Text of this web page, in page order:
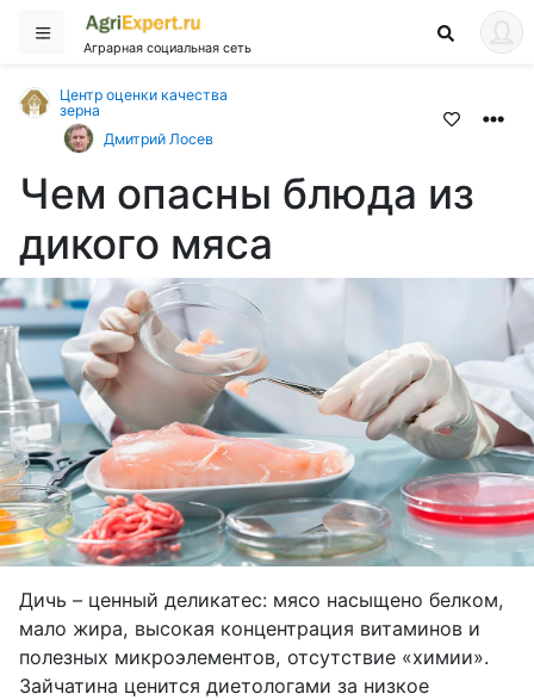
Аграрная социальная сеть
Центр оценки качества
зерна
Дмитрий Лосев
Чем опасны блюда из
дикого мяса
Дичь – ценный деликатес: мясо насыщено белком,
мало жира, высокая концентрация витаминов и
полезных микроэлементов, отсутствие «химии».
Зайчатина ценится диетологами за низкое